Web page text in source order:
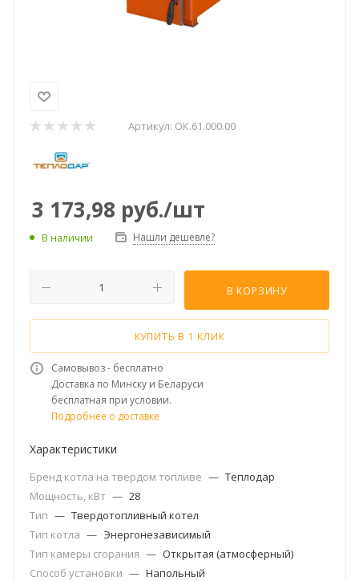
Артикул: ОК.61.000.00
3 173,98 руб./шт
В наличии Нашли дешевле?
В КОРЗИНУ
КУПИТЬ В 1 КЛИК
Самовывоз - бесплатно
Доставка по Минску и Беларуси
бесплатная при условии.
Подробнее о доставке
Характеристики
Бренд котла на твердом топливе — Теплодар
Мощность, кВт — 28
Тип — Твердотопливный котел
Тип котла — Энергонезависимый
Тип камеры сгорания — Открытая (атмосферный)
Способ установки — Напольный